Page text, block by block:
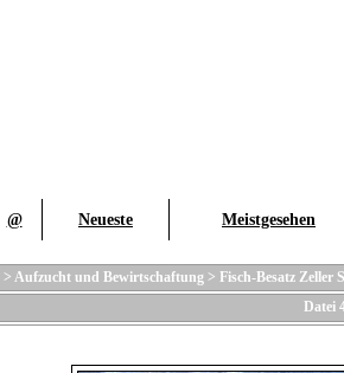
@ Neueste Meistgesehen
> Aufzucht und Bewirtschaftung > Fisch-Besatz Zeller
Datei